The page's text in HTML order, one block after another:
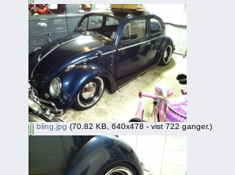
bling.jpg (70.82 KB, 640x478 - vist 722 ganger.)